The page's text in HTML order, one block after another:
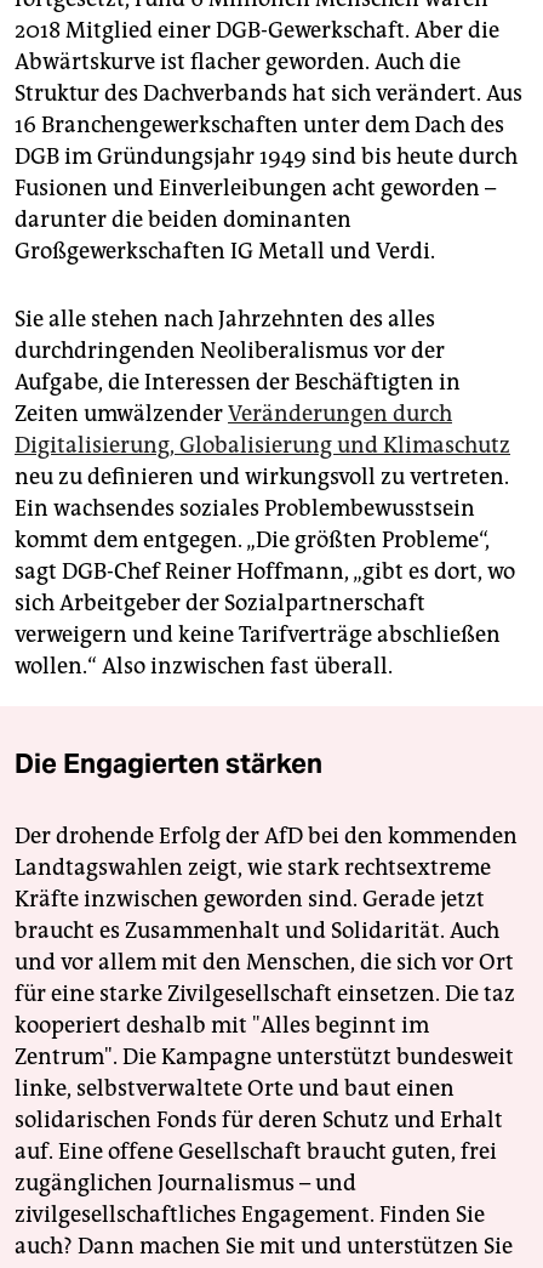
2018 Mitglied einer DGB-Gewerkschaft. Aber die
Abwärtskurve ist flacher geworden. Auch die
Struktur des Dachverbands hat sich verändert. Aus
16 Branchengewerkschaften unter dem Dach des
DGB im Gründungsjahr 1949 sind bis heute durch
Fusionen und Einverleibungen acht geworden –
darunter die beiden dominanten
Großgewerkschaften IG Metall und Verdi.
Sie alle stehen nach Jahrzehnten des alles
durchdringenden Neoliberalismus vor der
Aufgabe, die Interessen der Beschäftigten in
Zeiten umwälzenderVeränderungen durch
Digitalisierung, Globalisierung und Klimaschutz
neu zu definieren und wirkungsvoll zu vertreten.
Ein wachsendes soziales Pro­blem­be­wusstsein
kommt dem entgegen. „Die größten Pro­bleme“,
sagt DGB-Chef Reiner Hoffmann, „gibt es dort, wo
sich Arbeitgeber der Sozialpartnerschaft
verweigern und keine Tarifverträge abschließen
wollen.“ Also inzwischen fast überall.
Die Engagierten stärken
Der drohende Erfolg der AfD bei den kommenden
Landtagswahlen zeigt, wie stark rechtsextreme
Kräfte inzwischen geworden sind. Gerade jetzt
braucht es Zusammenhalt und Solidarität. Auch
und vor allem mit den Menschen, die sich vor Ort
für eine starke Zivilgesellschaft einsetzen. Die taz
kooperiert deshalb mit "Alles beginnt im
Zentrum". Die Kampagne unterstützt bundesweit
linke, selbstverwaltete Orte und baut einen
solidarischen Fonds für deren Schutz und Erhalt
auf. Eine offene Gesellschaft braucht guten, frei
zugänglichen Journalismus – und
zivilgesellschaftliches Engagement. Finden Sie
auch? Dann machen Sie mit und unterstützen Sie